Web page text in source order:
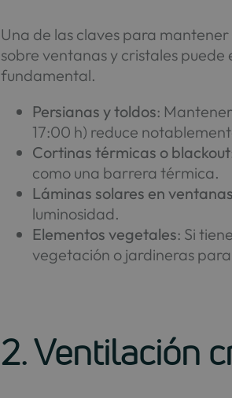
Una de las claves para
sobre ventanas y cristales
fundamental.
Persianas y toldos:
17:00 h) reduce
Cortinas térmicas o blackout
como una barrera térmica.
Láminas solares en ventanas
luminosidad.
Elementos vegetales: Si
vegetación o jardineras
2. Ventilación